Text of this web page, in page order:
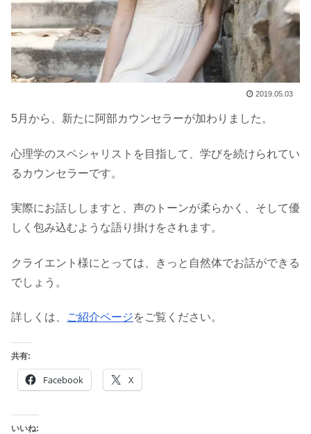
2019.05.03
5月から、新たに阿部カウンセラーが加わりました。
心理学のスペシャリストを目指して、学びを続けられてい
るカウンセラーです。
実際にお話ししますと、声のトーンが柔らかく、そして優
しく包み込むような語り掛けをされます。
クライエント様にとっては、きっと自然体でお話ができる
でしょう。
詳しくは、 ご紹介ページをご覧ください。
共有:
Facebook X
いいね: